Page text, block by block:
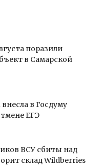
поразили
в Самарской
в Госдуму
ЕГЭ
ВСУ сбиты над
склад Wildberries